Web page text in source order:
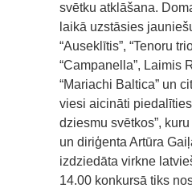
svētku atklāšana.
laikā uzstāsies
“Auseklītis”, “Tenoru
“Campanella”, Laimis
“Mariachi Baltica” un
viesi aicināti
dziesmu svētkos”,
un diriģenta Artūra
izdziedāta virkne
14.00 konkursā tiks